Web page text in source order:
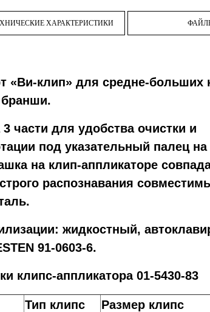
ХАРАКТЕРИСТИКИ
«Ви-клип» для средне-больших
части для удобства очистки и
под указательный палец на
на клип-аппликаторе
распознавания
жидкостный,
91-0603-6.
клипс-аппликатора 01-5430-83
Тип клипс
Размер клипс